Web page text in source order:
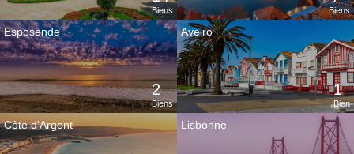
Biens Biens
Esposende
2
Biens
Aveiro
1
Bien
Côte d'Argent Lisbonne